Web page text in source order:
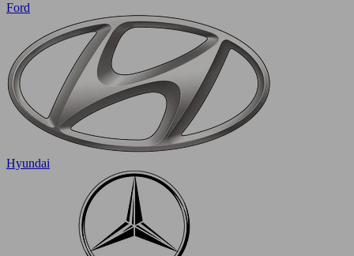
Ford
Hyundai